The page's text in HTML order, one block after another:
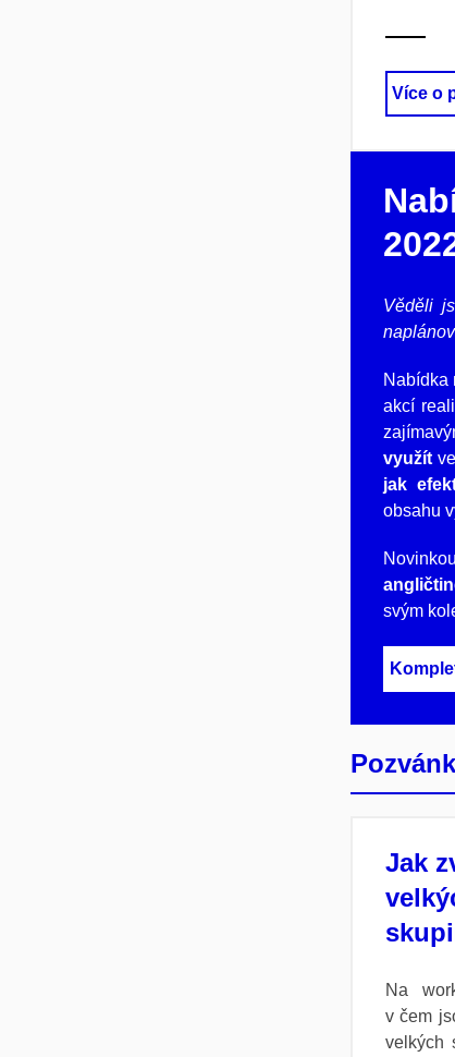
Více o
Věděli
Nabídka
akcí
využít
jak
obsahu
svým
Jak
Na
v čem
velkých